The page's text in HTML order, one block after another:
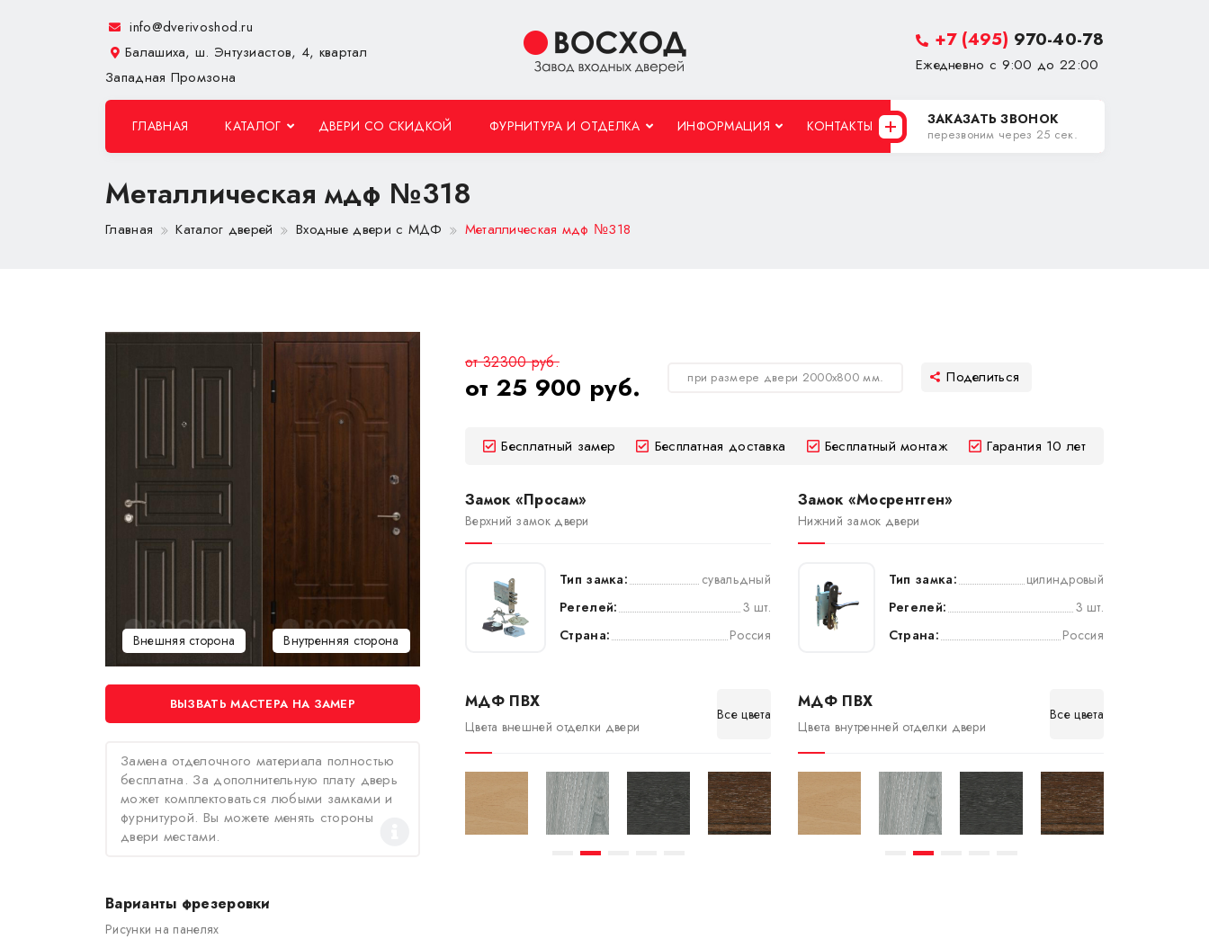
info@dverivoshod.ru
Балашиха, ш. Энтузиастов, 4, квартал
Западная Промзона
+7 (495) 970-40-78
Ежедневно с 9:00 до 22:00
ГЛАВНАЯ КАТАЛОГ ДВЕРИ СО СКИДКОЙ ФУРНИТУРА И ОТДЕЛКА ИНФОРМАЦИЯ КОНТАКТЫ ЗАКАЗАТЬ ЗВОНОК
перезвоним через 25 сек.
Металлическая мдф №318
Главная Каталог дверей Входные двери с МДФ Металлическая мдф №318
Внешняя сторона Внутренняя сторона
ВЫЗВАТЬ МАСТЕРА НА ЗАМЕР
Замена отделочного материала полностью
бесплатна. За дополнительную плату дверь
может комплектоваться любыми замками и
фурнитурой. Вы можете менять стороны
двери местами.
от 32300 руб.
от 25 900 руб. при размере двери 2000х800 мм.
Бесплатный замер Бесплатная доставка Бесплатный монтаж Гарантия 10 лет
Замок «Просам»
Верхний замок двери
Тип замка:
сувальдный
Регелей:
3 шт.
Страна:
Россия
Замок «Мосрентген»
Нижний замок двери
Тип замка:
цилиндровый
Регелей:
3 шт.
Страна:
Россия
МДФ ПВХ
Цвета внешней отделки двери
Все цвета
МДФ ПВХ
Цвета внутренней отделки двери
Все цвета
Варианты фрезеровки
Рисунки на панелях